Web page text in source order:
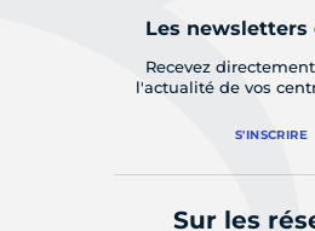
Les newsletters
Recevez
l'actualité de vos
S'INSCRIRE
Sur les